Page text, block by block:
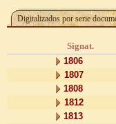
Digitalizados por serie
Signat.
1806
1807
1808
1812
1813